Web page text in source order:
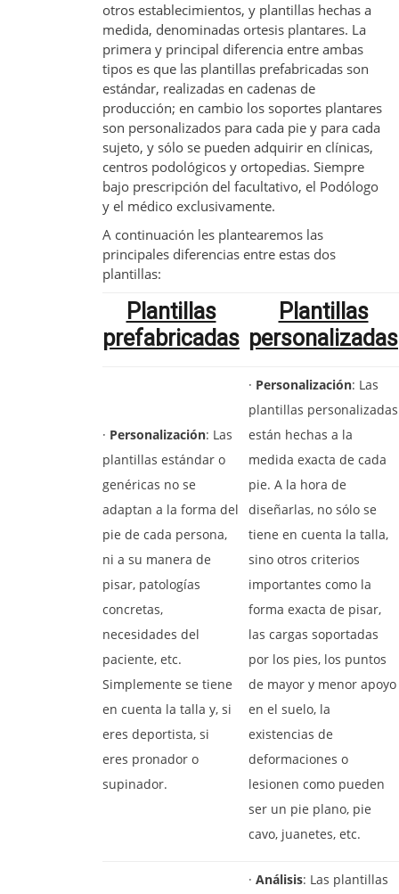
otros establecimientos, y plantillas hechas a
medida, denominadas ortesis plantares. La
primera y principal diferencia entre ambas
tipos es que las plantillas prefabricadas son
estándar, realizadas en cadenas de
producción; en cambio los soportes plantares
son personalizados para cada pie y para cada
sujeto, y sólo se pueden adquirir en clínicas,
centros podológicos y ortopedias. Siempre
bajo prescripción del facultativo, el Podólogo
y el médico exclusivamente.
A continuación les plantearemos las
principales diferencias entre estas dos
plantillas:
Plantillas
prefabricadas
Plantillas
personalizadas
· Personalización: Las
plantillas estándar o
genéricas no se
adaptan a la forma del
pie de cada persona,
ni a su manera de
pisar, patologías
concretas,
necesidades del
paciente, etc.
Simplemente se tiene
en cuenta la talla y, si
eres deportista, si
eres pronador o
supinador.
· Personalización: Las
plantillas personalizadas
están hechas a la
medida exacta de cada
pie. A la hora de
diseñarlas, no sólo se
tiene en cuenta la talla,
sino otros criterios
importantes como la
forma exacta de pisar,
las cargas soportadas
por los pies, los puntos
de mayor y menor apoyo
en el suelo, la
existencias de
deformaciones o
lesionen como pueden
ser un pie plano, pie
cavo, juanetes, etc.
· Análisis: Las plantillas